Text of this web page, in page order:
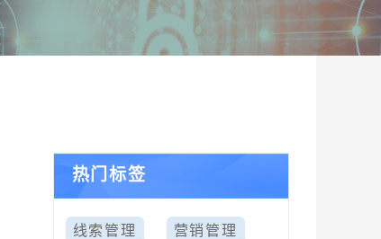
热门标签
线索管理 营销管理